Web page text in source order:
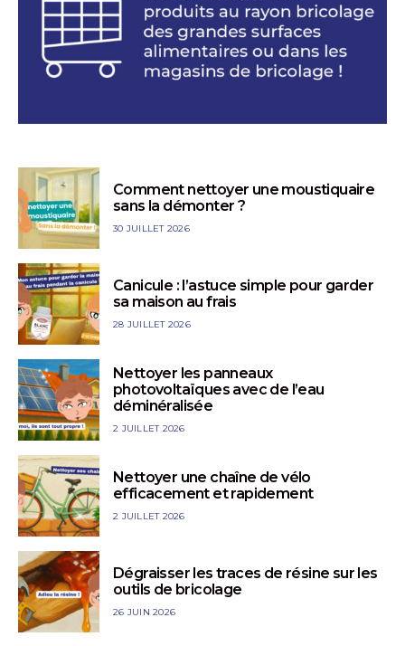
Comment nettoyer une moustiquaire
sans la démonter ?
30 JUILLET 2026
Canicule : l’astuce simple pour garder
sa maison au frais
28 JUILLET 2026
Nettoyer les panneaux
photovoltaïques avec de l’eau
déminéralisée
2 JUILLET 2026
Nettoyer une chaîne de vélo
efficacement et rapidement
2 JUILLET 2026
Dégraisser les traces de résine sur les
outils de bricolage
26 JUIN 2026